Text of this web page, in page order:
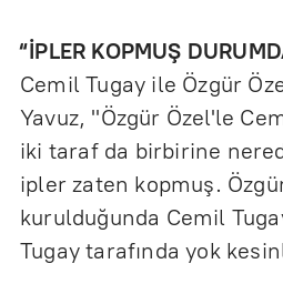
“İPLER KOPMUŞ
Cemil Tugay ile Özgür
Yavuz, "Özgür Özel'le
iki taraf da birbirine
ipler zaten kopmuş.
kurulduğunda Cemil
Tugay tarafında yok